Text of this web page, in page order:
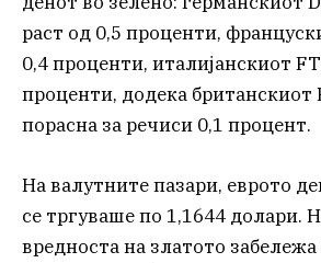
раст од 0,5 проценти,
0,4 проценти, италијанскиот
проценти, додека британскиот
порасна за речиси 0,1 процент.
На валутните пазари, еврото
се тргуваше по 1,1644 долари.
вредноста на златото